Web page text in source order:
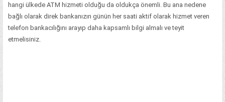
hangi ülkede ATM hizmeti olduğu da oldukça önemli. Bu ana nedene
bağlı olarak direk bankanızın günün her saati aktif olarak hizmet veren
telefon bankacılığını arayıp daha kapsamlı bilgi almalı ve teyit
etmelisiniz.